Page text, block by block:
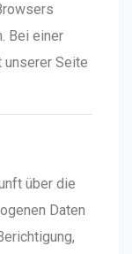
Bei einer
unserer Seite
über die
Daten